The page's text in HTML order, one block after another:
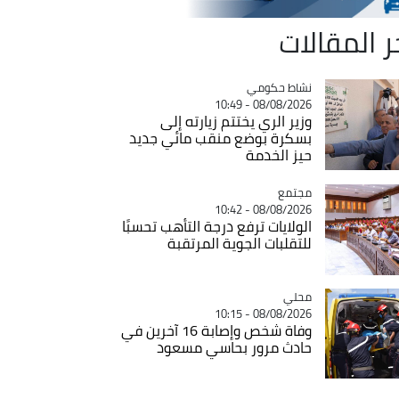
المقالات
Catégorie
نشاط حكومي
08/08/2026 - 10:49
وزير الري يختتم زيارته إلى
بسكرة بوضع منقب مائي جديد
حيز الخدمة
Catégorie
مجتمع
08/08/2026 - 10:42
الولايات ترفع درجة التأهب تحسبًا
للتقلبات الجوية المرتقبة
Catégorie
محلي
08/08/2026 - 10:15
وفاة شخص وإصابة 16 آخرين في
حادث مرور بحاسي مسعود